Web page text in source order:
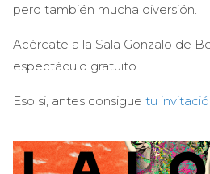
pero también mucha diversión.
Acércate a la Sala Gonzalo de
espectáculo gratuito.
Eso si, antes consigue tu